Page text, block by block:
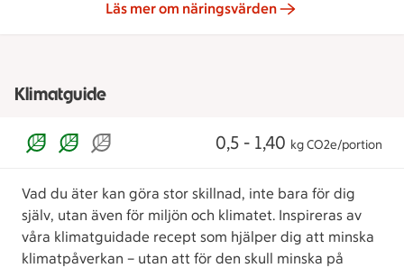
Läs mer om näringsvärden
Klimatguide
0,5 - 1,40 kg CO2e/portion
Vad du äter kan göra stor skillnad, inte bara för dig
själv, utan även för miljön och klimatet. Inspireras av
våra klimatguidade recept som hjälper dig att minska
klimatpåverkan – utan att för den skull minska på